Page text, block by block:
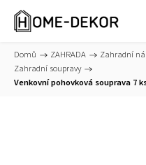
Domů / ZAHRADA / Zahradní
Zahradní soupravy /
Venkovní pohovková souprava 7